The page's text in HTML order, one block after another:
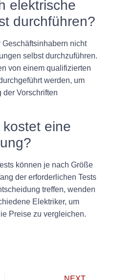
elektrische
durchführen?
nicht
selbst durchzuführen.
von einem qualifizierten
werden, um
Vorschriften
kostet eine
können je nach Größe
der erforderlichen Tests
treffen, wenden
Elektriker, um
Preise zu vergleichen.